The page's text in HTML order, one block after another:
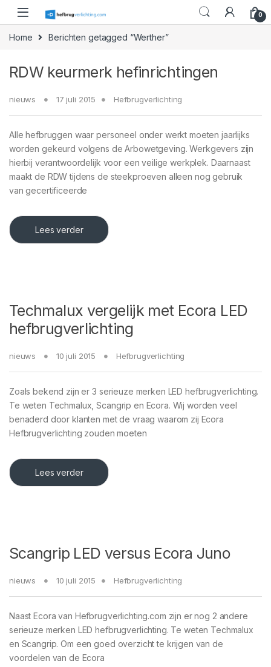
Skip to navigation
Skip to content
0
Home Berichten getagged “Werther”
RDW keurmerk hefinrichtingen
nieuws 17 juli 2015 Hefbrugverlichting
Alle hefbruggen waar personeel onder werkt moeten jaarlijks
worden gekeurd volgens de Arbowetgeving. Werkgevers zijn
hierbij verantwoordelijk voor een veilige werkplek. Daarnaast
maakt de RDW tijdens de steekproeven alleen nog gebruik
van gecertificeerde
Lees verder
Techmalux vergelijk met Ecora LED
hefbrugverlichting
nieuws 10 juli 2015 Hefbrugverlichting
Zoals bekend zijn er 3 serieuze merken LED hefbrugverlichting.
Te weten Techmalux, Scangrip en Ecora. Wij worden veel
benaderd door klanten met de vraag waarom zij Ecora
Hefbrugverlichting zouden moeten
Lees verder
Scangrip LED versus Ecora Juno
nieuws 10 juli 2015 Hefbrugverlichting
Naast Ecora van Hefbrugverlichting.com zijn er nog 2 andere
serieuze merken LED hefbrugverlichting. Te weten Techmalux
en Scangrip. Om een goed overzicht te krijgen van de
voordelen van de Ecora